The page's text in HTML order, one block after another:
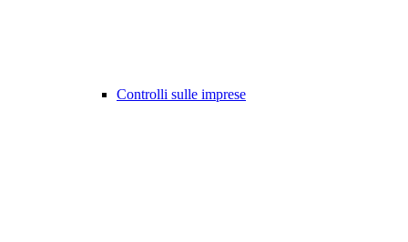
Controlli sulle imprese